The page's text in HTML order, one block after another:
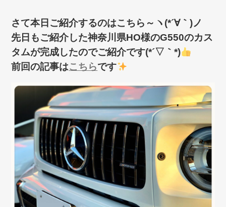
さて本日ご紹介するのはこちら～ヽ(*´∀｀)ノ
先日もご紹介した神奈川県HO様のG550のカス
タムが完成したのでご紹介です(*´▽｀*)
前回の記事はこちらです